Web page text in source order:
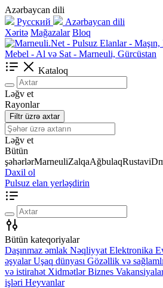
Azərbaycan dili
Русский
Azərbaycan dili
Xəritə Mağazalar Bloq
Kataloq
Ləğv et
Rayonlar
Filtr üzrə axtar
Ləğv et
Bütün
şəhərlərMarneuliZalqaAğbulaqRustavi
Daxil ol
Pulsuz elan yerləşdirin
Bütün kateqoriyalar
Daşınmaz əmlak Nəqliyyat Elektronika
əşyalar Uşaq dünyası Gözəllik və
və istirahət Xidmətlər Biznes
işləri Heyvanlar